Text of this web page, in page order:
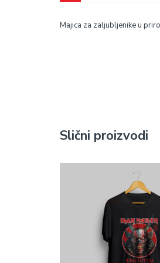
Majica za zaljubljenike u
Slični proizvodi